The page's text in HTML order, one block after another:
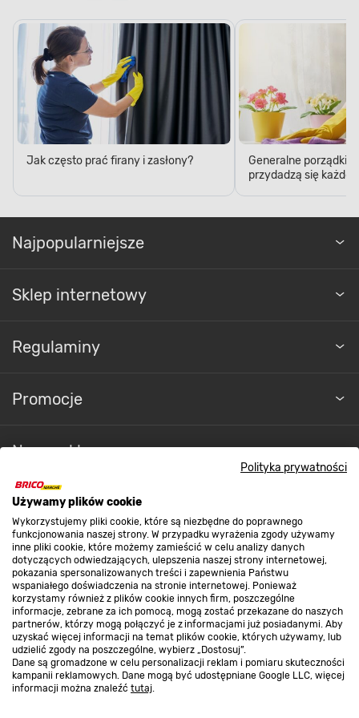
Polityka prywatności
Używamy plików cookie
Wykorzystujemy pliki cookie, które są niezbędne do poprawnego
funkcjonowania naszej strony. W przypadku wyrażenia zgody używamy
inne pliki cookie, które możemy zamieścić w celu analizy danych
dotyczących odwiedzających, ulepszenia naszej strony internetowej,
pokazania spersonalizowanych treści i zapewnienia Państwu
wspaniałego doświadczenia na stronie internetowej. Ponieważ
korzystamy również z plików cookie innych firm, poszczególne
informacje, zebrane za ich pomocą, mogą zostać przekazane do naszych
partnerów, którzy mogą połączyć je z informacjami już posiadanymi. Aby
uzyskać więcej informacji na temat plików cookie, których używamy, lub
udzielić zgody na poszczególne, wybierz „Dostosuj”.
Dane są gromadzone w celu personalizacji reklam i pomiaru skuteczności
kampanii reklamowych. Dane mogą być udostępniane Google LLC, więcej
informacji można znaleźć tutaj.
Jak często prać firany i zasłony?
Generalne porządki
przydadzą się
Najpopularniejsze
Sklep internetowy
Regulaminy
Promocje
Nasze sklepy
O nas
Kontakt do sklepu
Strefa biznesu
Dołącz do nas